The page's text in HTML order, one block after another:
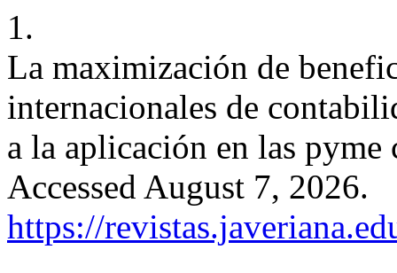
1.
La maximización de
internacionales de
a la aplicación en las
Accessed August 7, 2026.
https://